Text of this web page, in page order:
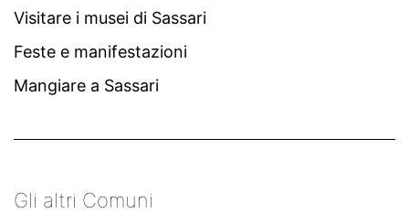
Visitare i musei di Sassari
Feste e manifestazioni
Mangiare a Sassari
Gli altri Comuni